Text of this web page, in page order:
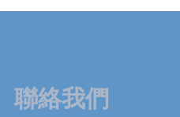
聯絡我們